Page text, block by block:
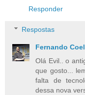
Responder
Respostas
Fernando
Olá Evil.. o
que gosto...
falta de
dessa nova